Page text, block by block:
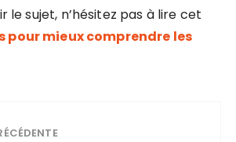
le sujet, n’hésitez pas à lire cet
pour mieux comprendre les